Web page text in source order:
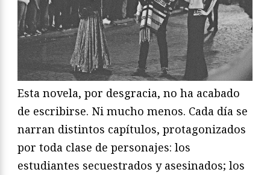
Esta novela, por desgracia, no ha acabado
de escribirse. Ni mucho menos. Cada día se
narran distintos capítulos, protagonizados
por toda clase de personajes: los
estudiantes secuestrados y asesinados; los